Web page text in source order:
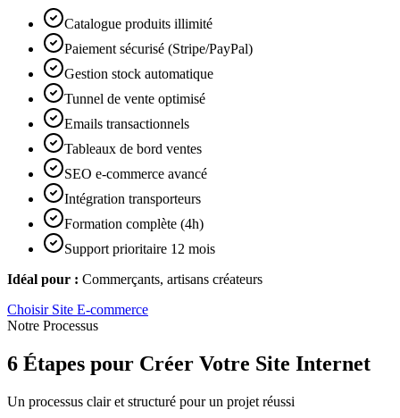
Catalogue produits illimité
Paiement sécurisé (Stripe/PayPal)
Gestion stock automatique
Tunnel de vente optimisé
Emails transactionnels
Tableaux de bord ventes
SEO e-commerce avancé
Intégration transporteurs
Formation complète (4h)
Support prioritaire 12 mois
Idéal pour : Commerçants, artisans créateurs
Choisir Site E-commerce
Notre Processus
6 Étapes pour Créer Votre Site Internet
Un processus clair et structuré pour un projet réussi